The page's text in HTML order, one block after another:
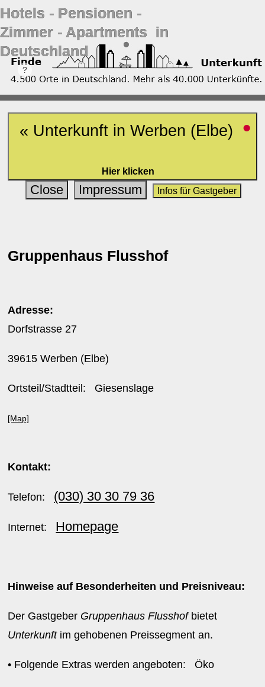
Hotels ‐ Pensionen ‐
Zimmer ‐ Apartments in
Deutschland
« Unterkunft in Werben (Elbe) •
Hier klicken
Close Impressum Infos für Gastgeber
Gruppenhaus Flusshof
Adresse:
Dorfstrasse 27
39615 Werben (Elbe)
Ortsteil/Stadtteil: Giesenslage
[Map]
Kontakt:
Telefon: (030) 30 30 79 36
Internet: Homepage
Hinweise auf Besonderheiten und Preisniveau:
Der Gastgeber Gruppenhaus Flusshofbietet
Unterkunftim gehobenen Preissegment an.
• Folgende Extras werden angeboten: Öko